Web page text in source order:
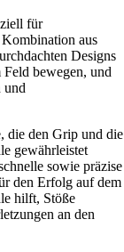
für
aus
Designs
bewegen, und
und
die den Grip und die
gewährleistet
sowie präzise
den Erfolg auf dem
hilft, Stöße
an den